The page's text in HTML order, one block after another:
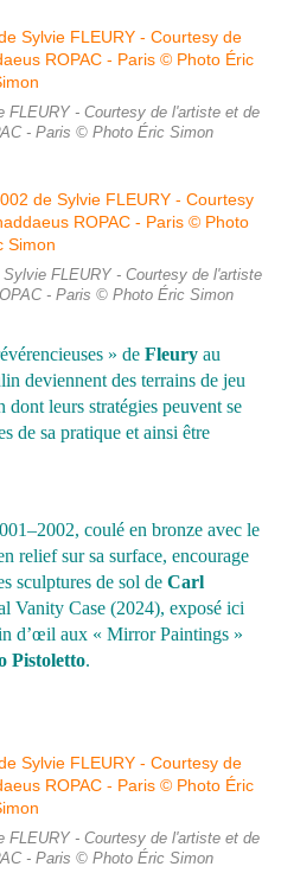
FLEURY - Courtesy de l'artiste et de
- Paris © Photo Éric Simon
FLEURY - Courtesy de l'artiste
- Paris © Photo Éric Simon
» de Fleury au
deviennent des terrains de jeu
leurs stratégies peuvent se
de sa pratique et ainsi être
coulé en bronze avec le
relief sur sa surface, encourage
sculptures de sol de Carl
Vanity Case (2024), exposé ici
d’œil aux « Mirror Paintings »
Pistoletto.
FLEURY - Courtesy de l'artiste et de
- Paris © Photo Éric Simon